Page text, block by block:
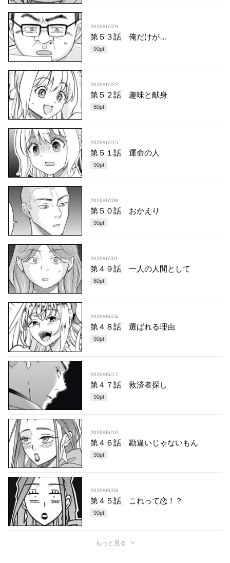
2026/07/29
第５３話 俺だけが…
90pt
2026/07/22
第５２話 趣味と献身
80pt
2026/07/15
第５１話 運命の人
90pt
2026/07/08
第５０話 おかえり
90pt
2026/07/01
第４９話 一人の人間として
80pt
2026/06/24
第４８話 選ばれる理由
90pt
2026/06/17
第４７話 救済者探し
90pt
2026/06/10
第４６話 勘違いじゃないもん
90pt
2026/06/03
第４５話 これって恋！？
90pt
もっと見る